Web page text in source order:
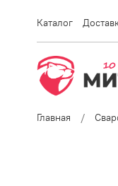
Каталог
Главная